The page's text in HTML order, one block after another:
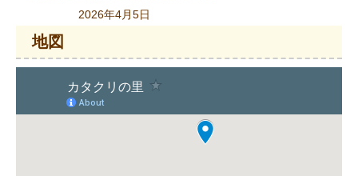
2026年4月5日
地図